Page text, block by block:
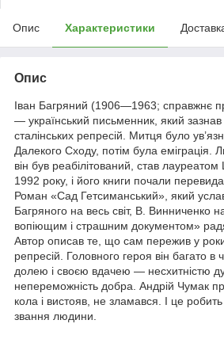
Опис Характеристики
Опис
Іван Багряний (1906—1963; справжнє
— український письменник, який зазнав
сталінських репресій. Митця було
Далекого Сходу, потім була еміграція.
він був реабілітований, став лауреатом
1992 року, і його книги почали
Роман «Сад Гетсиманський», який
Багряного на весь світ, В. Винниченко
вопіющим і страшним документом»
Автор описав те, що сам пережив у роки
репресій. Головного героя він багато в
долею і своєю вдачею — несхитністю
непереможність добра. Андрій Чумак
кола і вистояв, не зламався. І це
звання людини.